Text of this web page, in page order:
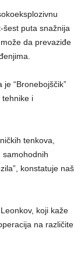
šest puta snažnija
da prevaziđe
“Bronebojščik”
tehnike i
tenkova,
samohodnih
konstatuje naš
koji kaže
na različite